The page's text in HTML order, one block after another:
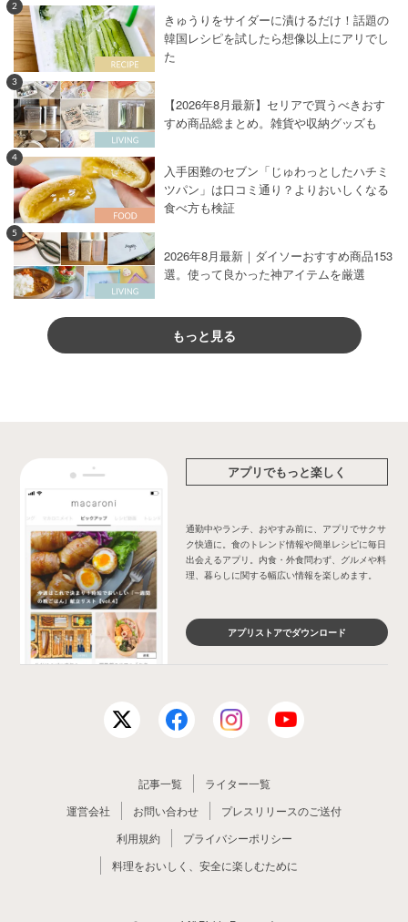
2
きゅうりをサイダーに漬けるだけ！話題の
韓国レシピを試したら想像以上にアリでし
た
3
【2026年8月最新】セリアで買うべきおす
すめ商品総まとめ。雑貨や収納グッズも
4
入手困難のセブン「じゅわっとしたハチミ
ツパン」は口コミ通り？よりおいしくなる
食べ方も検証
5
2026年8月最新｜ダイソーおすすめ商品153
選。使って良かった神アイテムを厳選
もっと見る
アプリでもっと楽しく
通勤中やランチ、おやすみ前に、アプリでサクサ
ク快適に。食のトレンド情報や簡単レシピに毎日
出会えるアプリ。内食・外食問わず、グルメや料
理、暮らしに関する幅広い情報を楽しめます。
アプリストアでダウンロード
記事一覧
ライター一覧
運営会社
お問い合わせ
プレスリリースのご送付
利用規約
プライバシーポリシー
料理をおいしく、安全に楽しむために